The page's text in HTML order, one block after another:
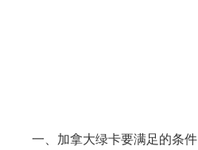
一、加拿大绿卡要满足的条件